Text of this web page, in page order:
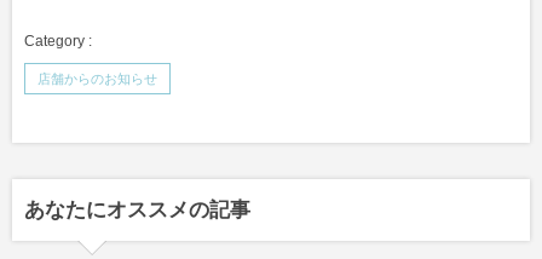
店舗からのお知らせ
あなたにオススメの記事